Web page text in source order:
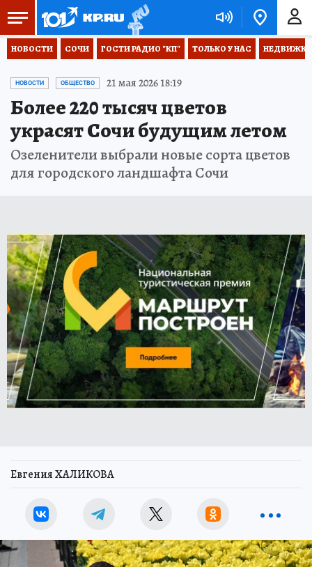
НОВОСТИ СОЧИ ГОСТИ РАДИО "КП" ТОЛЬКО У НАС НЕДВИЖКА
НОВОСТИ ОБЩЕСТВО 21 мая 2026 18:19
Более 220 тысяч цветов
украсят Сочи будущим летом
Озеленители выбрали новые сорта цветов
для городского ландшафта Сочи
Евгения ХАЛИКОВА